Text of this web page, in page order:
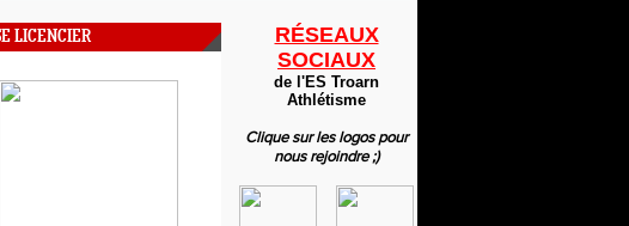
LICENCIER
RÉSEAUX
SOCIAUX
de l'ES Troarn
Athlétisme
Clique sur les logos pour
nous rejoindre ;)